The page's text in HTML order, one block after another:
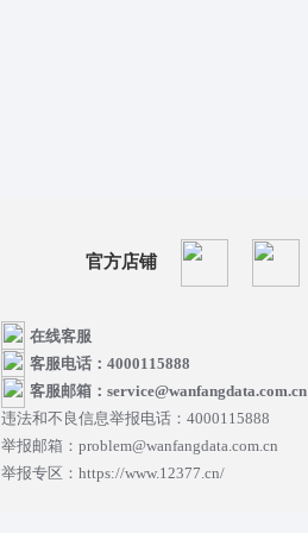
官方店铺
在线客服
客服电话：4000115888
客服邮箱：service@wanfangdata.com.cn
违法和不良信息举报电话：4000115888
举报邮箱：problem@wanfangdata.com.cn
举报专区：https://www.12377.cn/